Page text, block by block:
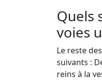
Quels
voies
Le reste
suivants :
reins à la